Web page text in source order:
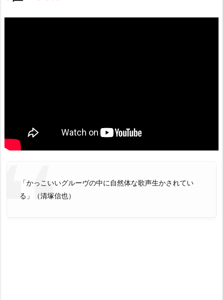
「かっこいいグルーヴの中に自然体な歌声生かされてい
る」（清塚信也）